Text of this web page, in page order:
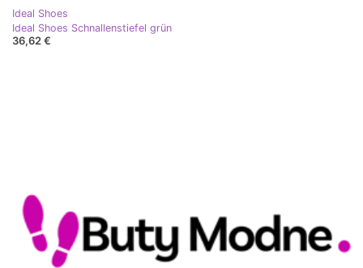
Ideal Shoes
Ideal Shoes Schnallenstiefel grün
36,62 €